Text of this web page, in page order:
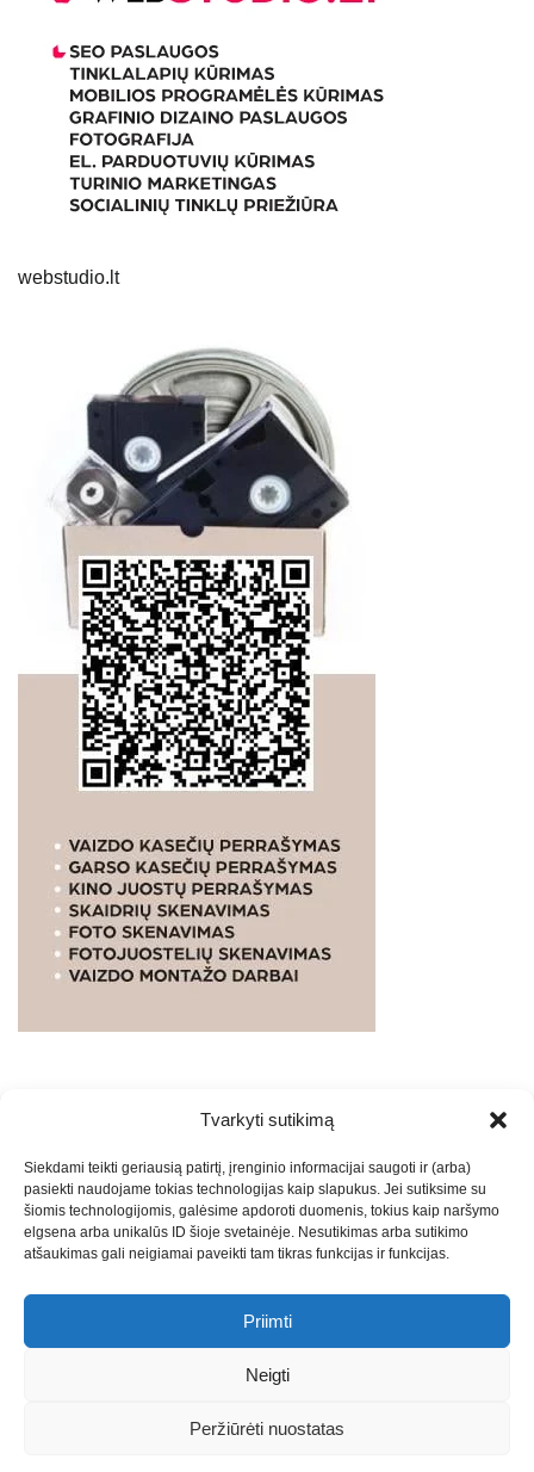
Tvarkyti sutikimą
Siekdami teikti geriausią patirtį, įrenginio informacijai saugoti ir (arba)
pasiekti naudojame tokias technologijas kaip slapukus. Jei sutiksime su
šiomis technologijomis, galėsime apdoroti duomenis, tokius kaip naršymo
elgsena arba unikalūs ID šioje svetainėje. Nesutikimas arba sutikimo
atšaukimas gali neigiamai paveikti tam tikras funkcijas ir funkcijas.
Priimti
Neigti
Peržiūrėti nuostatas
webstudio.lt
PASLAUGOS. SEO tekstų rašymas, turinio kūrimas,
straipsnių rašymas ir talpinimas į mūsų valdomas
svetaines.2026Armijai.LTTheme: Express News ByAdore
Themes.
Marketingo agentūra -Teisinės
-Saulius Narbutas
Regionų naujienos-